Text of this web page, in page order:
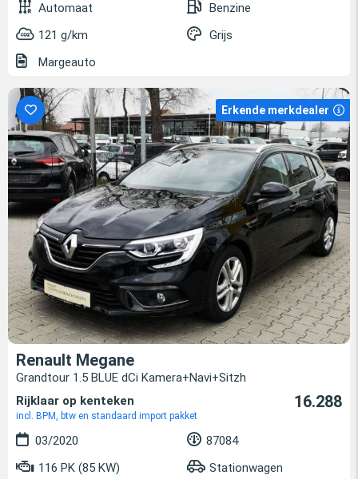
Automaat
Benzine
121 g/km
Grijs
Margeauto
Erkende merkdealer
Renault Megane
Grandtour 1.5 BLUE dCi Kamera+Navi+Sitzh
Rijklaar op kenteken
incl. BPM, btw en standaard import pakket
16.288
03/2020
87084
116 PK (85 KW)
Stationwagen